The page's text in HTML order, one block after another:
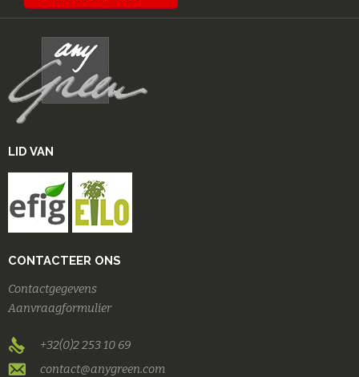
LID VAN
CONTACTEER ONS
Contactgegevens
Aanvraagformulier
+32(0)2 253 10 69
contact@anygreen.com